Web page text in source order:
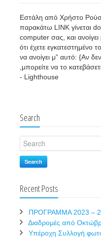
Εστάλη από Χρήστο
παρακάτω LINK γίνεται
computer σας, και
ότι έχετε εγκατεστημένο
να ανοίγει μ” αυτό: {Αν
,μπορείτε να το
- Lighthouse
Search
Search
Recent Posts
ΠΡΟΓΡΑΜΜΑ 2023 –
Διαδρομές από
Υπέροχη Συλλογή